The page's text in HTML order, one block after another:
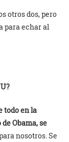
otros dos, pero
para echar al
todo en la
Obama, se
nosotros. Se